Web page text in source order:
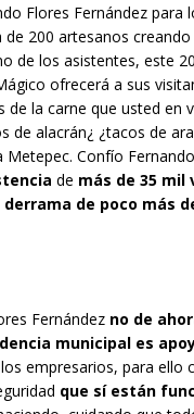
Flores Fernández para
de 200 artesanos
de los asistentes, este
ofrecerá a sus
de la carne que usted en
de alacrán¿ ¿tacos de
Metepec. Confío
de más de 35
de poco más
Fernández no de
municipal es
empresarios, para ello
que sí están